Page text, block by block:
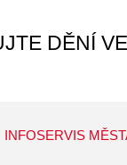
DĚNÍ
INFOSERVIS